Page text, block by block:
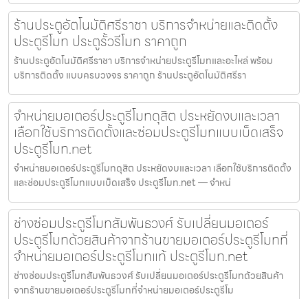
ร้านประตูอัตโนมัติศรีราชา บริการจำหน่ายและติดตั้ง
ประตูรีโมท ประตูรั้วรีโมท ราคาถูก
ร้านประตูอัตโนมัติศรีราชา บริการจำหน่ายประตูรีโมทและอะไหล่ พร้อม
บริการติดตั้ง แบบครบวงจร ราคาถูก ร้านประตูอัตโนมัติศรีรา
จำหน่ายมอเตอร์ประตูรีโมทดุสิต ประหยัดงบและเวลา
เลือกใช้บริการติดตั้งและซ่อมประตูรีโมทแบบเบ็ดเสร็จ
ประตูรีโมท.net
จำหน่ายมอเตอร์ประตูรีโมทดุสิต ประหยัดงบและเวลา เลือกใช้บริการติดตั้ง
และซ่อมประตูรีโมทแบบเบ็ดเสร็จ ประตูรีโมท.net — จำหน่
ช่างซ่อมประตูรีโมทสัมพันธวงศ์ รับเปลี่ยนมอเตอร์
ประตูรีโมทด้วยสินค้าจากร้านขายมอเตอร์ประตูรีโมทที่
จำหน่ายมอเตอร์ประตูรีโมทแท้ ประตูรีโมท.net
ช่างซ่อมประตูรีโมทสัมพันธวงศ์ รับเปลี่ยนมอเตอร์ประตูรีโมทด้วยสินค้า
จากร้านขายมอเตอร์ประตูรีโมทที่จำหน่ายมอเตอร์ประตูรีโม